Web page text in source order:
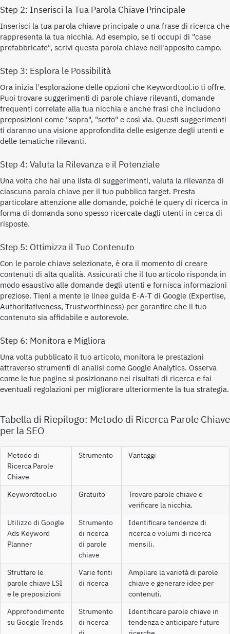
Step 2: Inserisci la Tua Parola Chiave Principale
Inserisci la tua parola chiave principale o una frase di ricerca che
rappresenta la tua nicchia. Ad esempio, se ti occupi di "case
prefabbricate", scrivi questa parola chiave nell'apposito campo.
Step 3: Esplora le Possibilità
Ora inizia l'esplorazione delle opzioni che Keywordtool.io ti offre.
Puoi trovare suggerimenti di parole chiave rilevanti, domande
frequenti correlate alla tua nicchia e anche frasi che includono
preposizioni come "sopra", "sotto" e così via. Questi suggerimenti
ti daranno una visione approfondita delle esigenze degli utenti e
delle tematiche rilevanti.
Step 4: Valuta la Rilevanza e il Potenziale
Una volta che hai una lista di suggerimenti, valuta la rilevanza di
ciascuna parola chiave per il tuo pubblico target. Presta
particolare attenzione alle domande, poiché le query di ricerca in
forma di domanda sono spesso ricercate dagli utenti in cerca di
risposte.
Step 5: Ottimizza il Tuo Contenuto
Con le parole chiave selezionate, è ora il momento di creare
contenuti di alta qualità. Assicurati che il tuo articolo risponda in
modo esaustivo alle domande degli utenti e fornisca informazioni
preziose. Tieni a mente le linee guida E-A-T di Google (Expertise,
Authoritativeness, Trustworthiness) per garantire che il tuo
contenuto sia affidabile e autorevole.
Step 6: Monitora e Migliora
Una volta pubblicato il tuo articolo, monitora le prestazioni
attraverso strumenti di analisi come Google Analytics. Osserva
come le tue pagine si posizionano nei risultati di ricerca e fai
eventuali regolazioni per migliorare ulteriormente la tua strategia.
Tabella di Riepilogo: Metodo di Ricerca Parole Chiave
per la SEO
Metodo di
Ricerca Parole
Chiave
Strumento Vantaggi
Keywordtool.io Gratuito
Trovare parole chiave e
verificare la nicchia.
Utilizzo di Google
Ads Keyword
Planner
Strumento
di ricerca
di parole
chiave
Identificare tendenze di
ricerca e volumi di ricerca
mensili.
Sfruttare le
parole chiave LSI
e le preposizioni
Varie fonti
di ricerca
Ampliare la varietà di parole
chiave e generare idee per
contenuti.
Approfondimento
su Google Trends
Strumento
di ricerca
Identificare parole chiave in
tendenza e anticipare future